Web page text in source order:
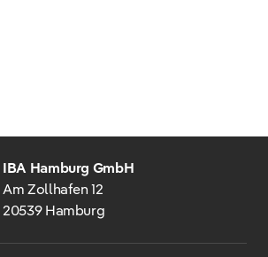
IBA Hamburg GmbH
Am Zollhafen 12
20539 Hamburg